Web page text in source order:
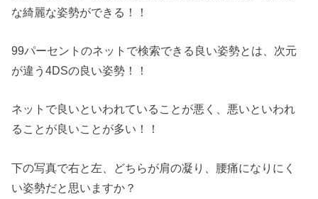
な綺麗な姿勢ができる！！
99パーセントのネットで検索できる良い姿勢とは、次元
が違う4DSの良い姿勢！！
ネットで良いといわれていることが悪く、悪いといわれ
ることが良いことが多い！！
下の写真で右と左、どちらが肩の凝り、腰痛になりにく
い姿勢だと思いますか？